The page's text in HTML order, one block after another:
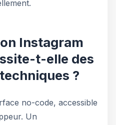
Instagram
t-elle des
?
no-code, accessible
Un